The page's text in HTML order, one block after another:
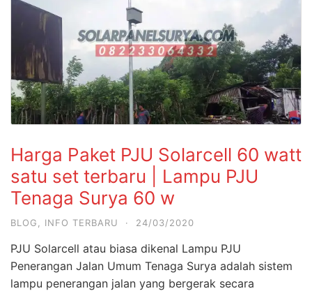
Harga Paket PJU Solarcell 60 watt
satu set terbaru | Lampu PJU
Tenaga Surya 60 w
BLOG INFO TERBARU · 24/03/2020
PJU Solarcell atau biasa dikenal Lampu PJU
Penerangan Jalan Umum Tenaga Surya adalah sistem
lampu penerangan jalan yang bergerak secara